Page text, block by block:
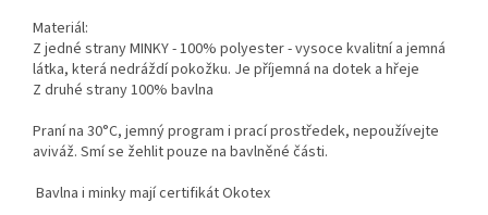
Materiál:
Z jedné strany MINKY - 100% polyester - vysoce kvalitní a jemná
látka, která nedráždí pokožku. Je příjemná na dotek a hřeje
Z druhé strany 100% bavlna
Praní na 30°C, jemný program i prací prostředek, nepoužívejte
aviváž. Smí se žehlit pouze na bavlněné části.
Bavlna i minky mají certifikát Okotex